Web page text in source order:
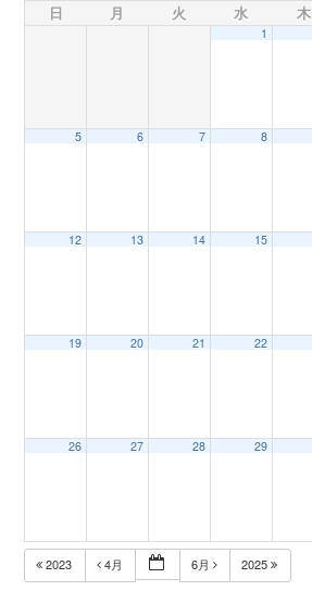
日 月 火 水 木
1
5 6 7 8
12 13 14 15
19 20 21 22
26 27 28 29
2023 4月 6月 2025